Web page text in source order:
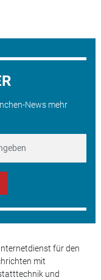
News mehr
für den
mit
und